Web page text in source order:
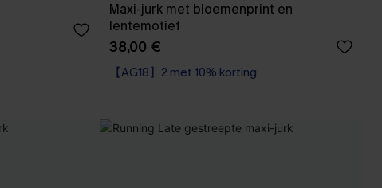
Maxi-jurk met bloemenprint en
lentemotief
38,00 €
【AG18】2 met 10% korting